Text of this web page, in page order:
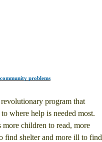
problems
program that
where help is needed most.
more children to read, more
find shelter and more ill to find